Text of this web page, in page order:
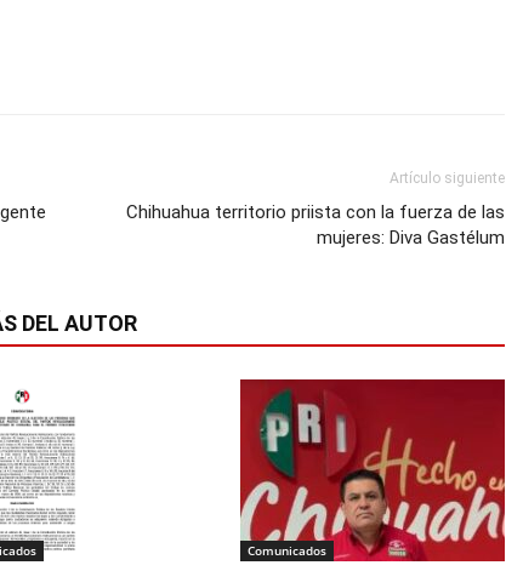
Artículo siguiente
Chihuahua territorio priista con la fuerza de las
mujeres: Diva Gastélum
DEL AUTOR
Comunicados